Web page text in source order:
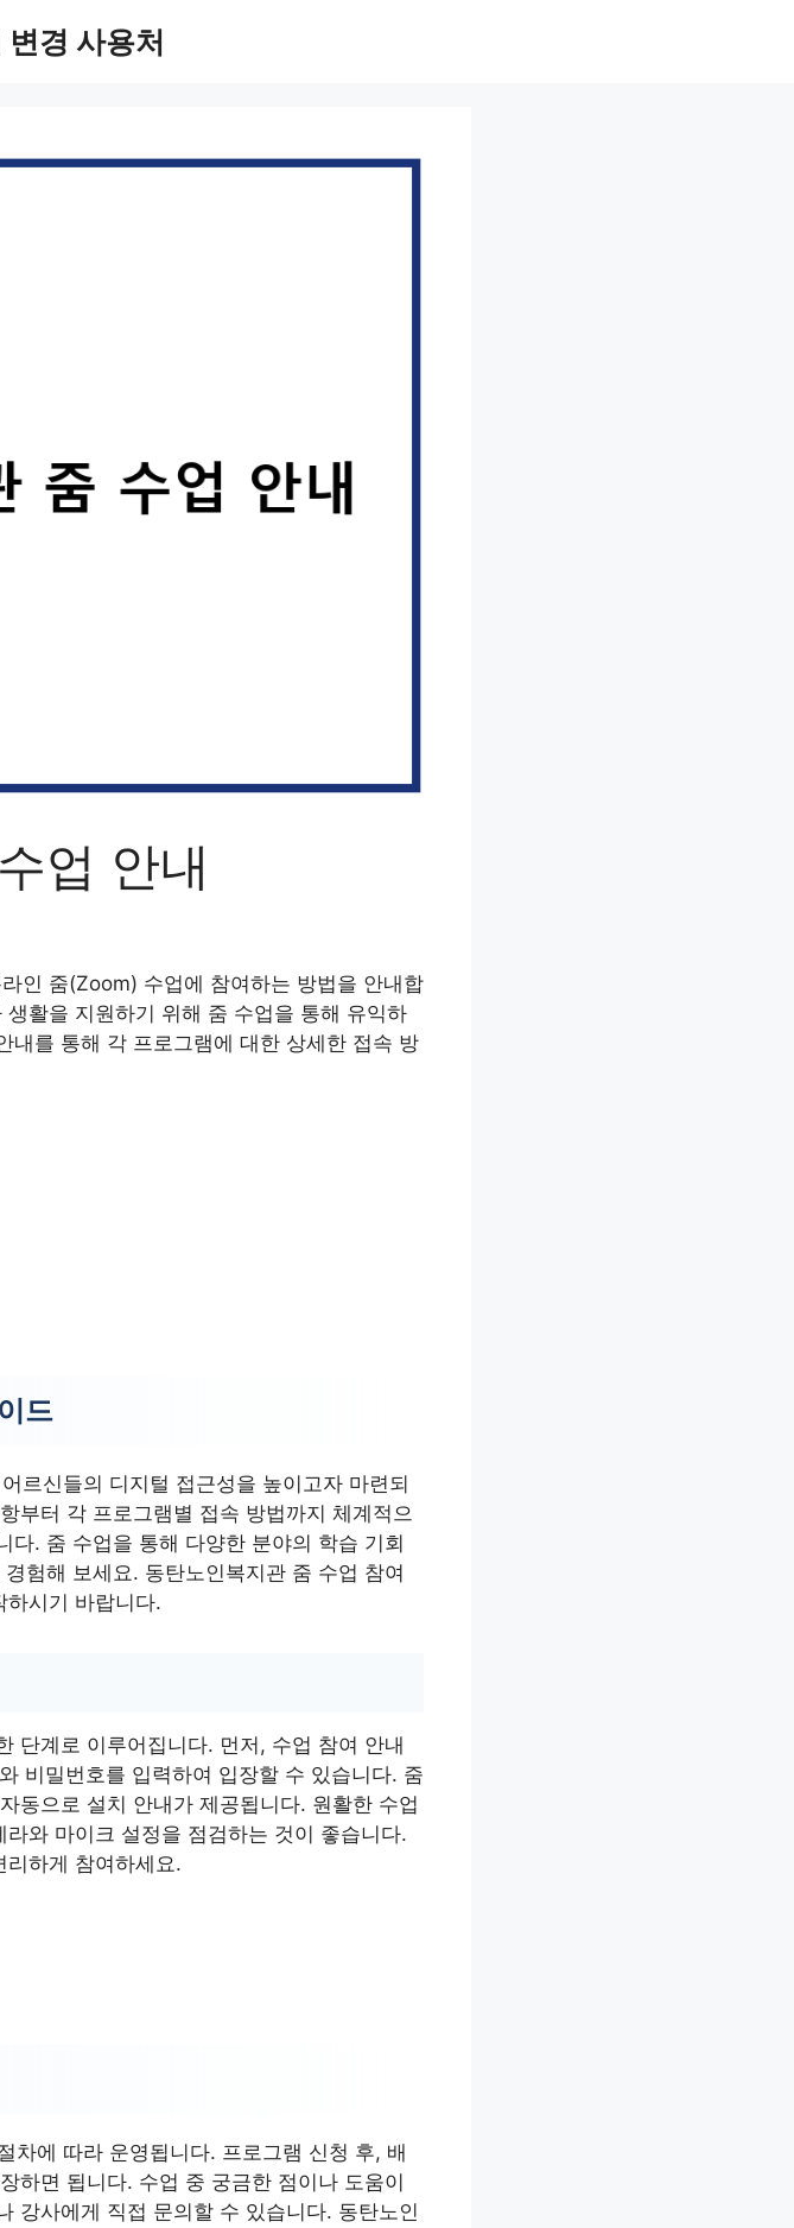
경 사용처
업 안내
인 줌(Zoom) 수업에 참여하는 방법을 안내합
활을 지원하기 위해 줌 수업을 통해 유익하
내를 통해 각 프로그램에 대한 상세한 접속 방
드
르신들의 디지털 접근성을 높이고자 마련되
부터 각 프로그램별 접속 방법까지 체계적으
다. 줌 수업을 통해 다양한 분야의 학습 기회
험해 보세요. 동탄노인복지관 줌 수업 참여
하시기 바랍니다.
단계로 이루어집니다. 먼저, 수업 참여 안내
비밀번호를 입력하여 입장할 수 있습니다. 줌
동으로 설치 안내가 제공됩니다. 원활한 수업
와 마이크 설정을 점검하는 것이 좋습니다.
하게 참여하세요.
차에 따라 운영됩니다. 프로그램 신청 후, 배
하면 됩니다. 수업 중 궁금한 점이나 도움이
강사에게 직접 문의할 수 있습니다. 동탄노인